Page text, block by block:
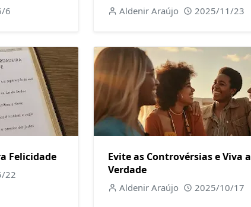
6 Aldenir Araújo 2025/11/23
Felicidade
22
Evite as Controvérsias e Viva a
Verdade
Aldenir Araújo 2025/10/17